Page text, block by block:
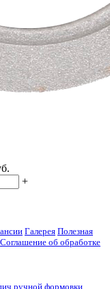
+
Галерея Полезная
Соглашение об обработке
ручной формовки